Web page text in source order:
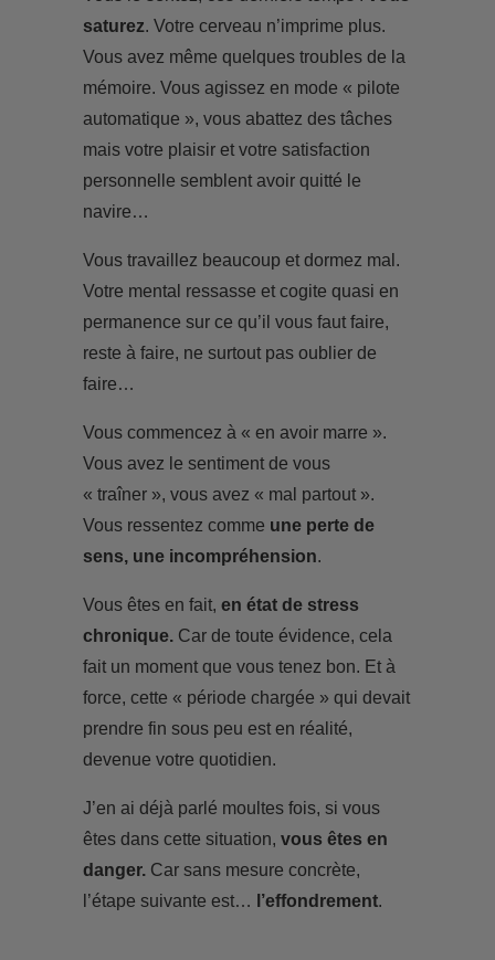
saturez. Votre cerveau n’imprime plus.
Vous avez même quelques troubles de la
mémoire. Vous agissez en mode « pilote
automatique », vous abattez des tâches
mais votre plaisir et votre satisfaction
personnelle semblent avoir quitté le
navire…
Vous travaillez beaucoup et dormez mal.
Votre mental ressasse et cogite quasi en
permanence sur ce qu’il vous faut faire,
reste à faire, ne surtout pas oublier de
faire…
Vous commencez à « en avoir marre ».
Vous avez le sentiment de vous
« traîner », vous avez « mal partout ».
Vous ressentez comme une perte de
sens, une incompréhension.
Vous êtes en fait, en état de stress
chronique.Car de toute évidence, cela
fait un moment que vous tenez bon. Et à
force, cette « période chargée » qui devait
prendre fin sous peu est en réalité,
devenue votre quotidien.
J’en ai déjà parlé moultes fois, si vous
êtes dans cette situation, vous êtes en
danger.Car sans mesure concrète,
l’étape suivante est…
l’effondrement.